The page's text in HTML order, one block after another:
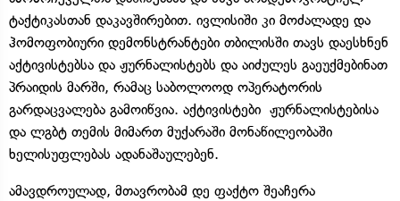
ტაქტიკასთან დაკავშირებით. ივლისიში კი მოძალადე და
ჰომოფობიური დემონსტრანტები თბილისში თავს დაესხნენ
აქტივისტებსა და ჟურნალისტებს და აიძულეს გაეუქმებინათ
პრაიდის მარში, რამაც საბოლოოდ ოპერატორის
გარდაცვალება გამოიწვია. აქტივისტები ჟურნალისტებისა
და ლგბტ თემის მიმართ მუქარაში მონაწილეობაში
ხელისუფლებას ადანაშაულებენ.
ამავდროულად, მთავრობამ დე ფაქტო შეაჩერა